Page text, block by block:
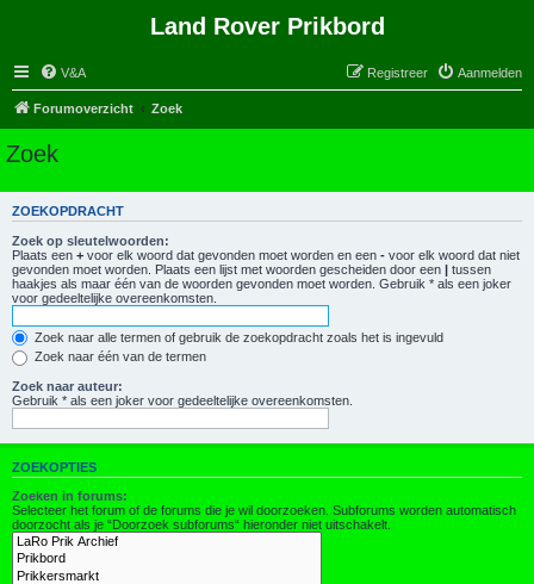
Land Rover Prikbord
V&A Aanmelden
Registreer
Forumoverzicht Zoek
Zoek
ZOEKOPDRACHT
Zoek op sleutelwoorden:
Plaats een + voor elk woord dat gevonden moet worden en een - voor elk woord dat niet
gevonden moet worden. Plaats een lijst met woorden gescheiden door een | tussen
haakjes als maar één van de woorden gevonden moet worden. Gebruik * als een joker
voor gedeeltelijke overeenkomsten.
Zoek naar alle termen of gebruik de zoekopdracht zoals het is ingevuld
Zoek naar één van de termen
Zoek naar auteur:
Gebruik * als een joker voor gedeeltelijke overeenkomsten.
ZOEKOPTIES
Zoeken in forums:
Selecteer het forum of de forums die je wil doorzoeken. Subforums worden automatisch
doorzocht als je “Doorzoek subforums“ hieronder niet uitschakelt.